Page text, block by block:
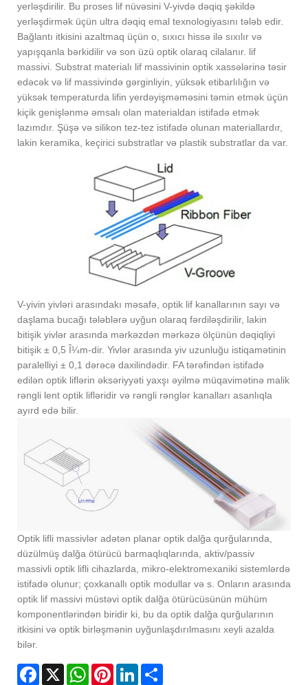
yerləşdirilir. Bu proses lif nüvəsini V-yivdə dəqiq şəkildə
yerləşdirmək üçün ultra dəqiq emal texnologiyasını tələb edir.
Bağlantı itkisini azaltmaq üçün o, sıxıcı hissə ilə sıxılır və
yapışqanla bərkidilir və son üzü optik olaraq cilalanır. lif
massivi. Substrat materialı lif massivinin optik xassələrinə təsir
edəcək və lif massivində gərginliyin, yüksək etibarlılığın və
yüksək temperaturda lifin yerdəyişməməsini təmin etmək üçün
kiçik genişlənmə əmsalı olan materialdan istifadə etmək
lazımdır. Şüşə və silikon tez-tez istifadə olunan materiallardır,
lakin keramika, keçirici substratlar və plastik substratlar da var.
V-yivin yivləri arasındakı məsafə, optik lif kanallarının sayı və
daşlama bucağı tələblərə uyğun olaraq fərdiləşdirilir, lakin
bitişik yivlər arasında mərkəzdən mərkəzə ölçünün dəqiqliyi
bitişik ± 0,5 Î¼m-dir. Yivlər arasında yiv uzunluğu istiqamətinin
paralelliyi ± 0,1 dərəcə daxilindədir. FA tərəfindən istifadə
edilən optik liflərin əksəriyyəti yaxşı əyilmə müqavimətinə malik
rəngli lent optik lifləridir və rəngli rənglər kanalları asanlıqla
ayırd edə bilir.
Optik lifli massivlər adətən planar optik dalğa qurğularında,
düzülmüş dalğa ötürücü barmaqlıqlarında, aktiv/passiv
massivli optik lifli cihazlarda, mikro-elektromexaniki sistemlərdə
istifadə olunur; çoxkanallı optik modullar və s. Onların arasında
optik lif massivi müstəvi optik dalğa ötürücüsünün mühüm
komponentlərindən biridir ki, bu da optik dalğa qurğularının
itkisini və optik birləşmənin uyğunlaşdırılmasını xeyli azalda
bilər.
Facebook
X WhatsAppPinterestLinkedIn